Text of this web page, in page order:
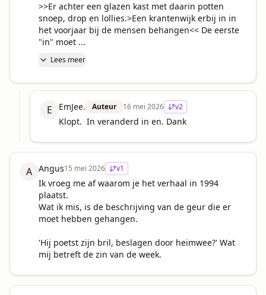
>>Er achter een glazen kast met daarin potten
snoep, drop en lollies.>Een krantenwijk erbij in in
het voorjaar bij de mensen behangen<< De eerste
"in" moet ...
Lees meer
E EmJee. Auteur 16 mei 2026 v2
Klopt.  In veranderd in en. Dank
A Angus15 mei 2026 v1
Ik vroeg me af waarom je het verhaal in 1994
plaatst.
Wat ik mis, is de beschrijving van de geur die er
moet hebben gehangen.
'Hij poetst zijn bril, beslagen door heimwee?' Wat
mij betreft de zin van de week.